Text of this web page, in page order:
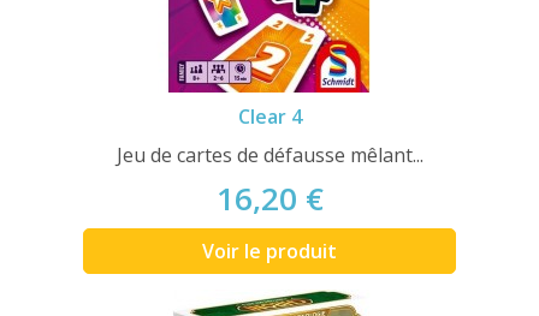
Clear 4
Jeu de cartes de défausse mêlant...
16,20 €
Voir le produit